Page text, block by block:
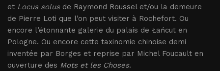
et Locus solusde Raymond Roussel et/ou la demeure
de Pierre Loti que l’on peut visiter à Rochefort. Ou
encore l’étonnante galerie du palais de Łańcut en
Pologne. Ou encore cette taxinomie chinoise demi
inventée par Borges et reprise par Michel Foucault en
ouverture des Mots et les Choses.